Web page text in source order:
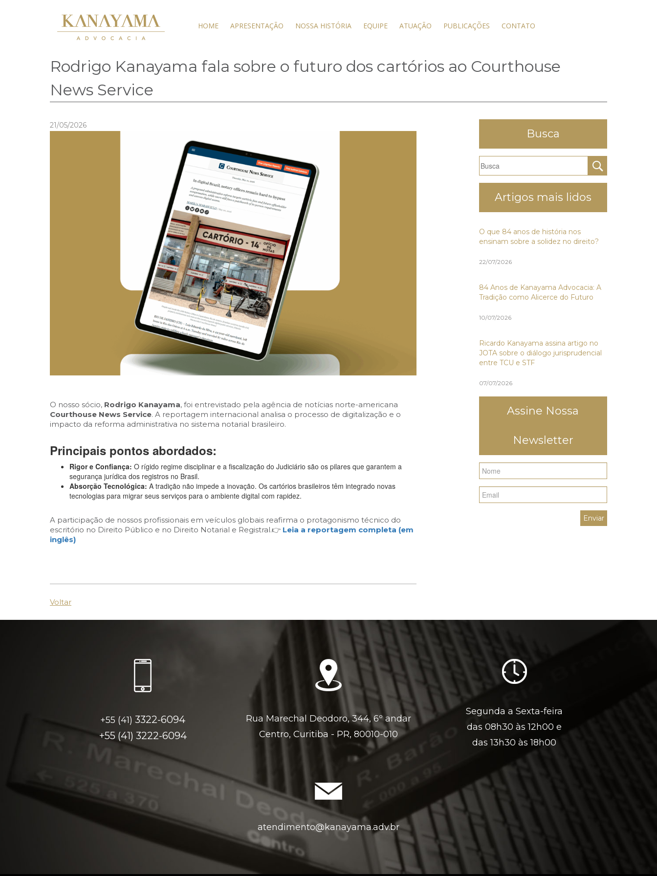
HOME APRESENTAÇÃO NOSSA HISTÓRIA EQUIPE ATUAÇÃO PUBLICAÇÕES CONTATO
Rodrigo Kanayama fala sobre o futuro dos cartórios ao Courthouse
News Service
21/05/2026
O nosso sócio, Rodrigo Kanayama, foi entrevistado pela agência de notícias norte-americana
Courthouse News Service. A reportagem internacional analisa o processo de digitalização e o
impacto da reforma administrativa no sistema notarial brasileiro.
Principais pontos abordados:
Rigor e Confiança: O rígido regime disciplinar e a fiscalização do Judiciário são os pilares que garantem a
segurança jurídica dos registros no Brasil.
Absorção Tecnológica: A tradição não impede a inovação. Os cartórios brasileiros têm integrado novas
tecnologias para migrar seus serviços para o ambiente digital com rapidez.
A participação de nossos profissionais em veículos globais reafirma o protagonismo técnico do
escritório no Direito Público e no Direito Notarial e Registral.👉 Leia a reportagem completa (em
inglês)
Voltar
Busca
Artigos mais lidos
O que 84 anos de história nos
ensinam sobre a solidez no direito?
22/07/2026
84 Anos de Kanayama Advocacia: A
Tradição como Alicerce do Futuro
10/07/2026
Ricardo Kanayama assina artigo no
JOTA sobre o diálogo jurisprudencial
entre TCU e STF
07/07/2026
Assine Nossa
Newsletter
+55 (41) 3322-6094
+55 (41) 3222-6094
Rua Marechal Deodoro, 344, 6º andar
Centro, Curitiba - PR, 80010-010
Segunda a Sexta-feira
das 08h30 às 12h00 e
das 13h30 às 18h00
atendimento@kanayama.adv.br